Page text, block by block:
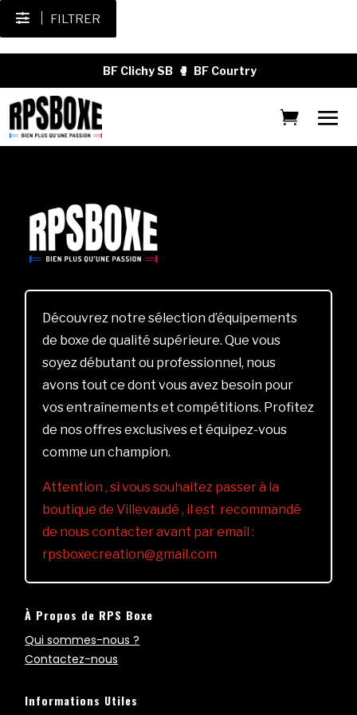
FILTRER
BF Clichy SB 🥊 BF Courtry
Découvrez notre sélection d’équipements
de boxe de qualité supérieure. Que vous
soyez débutant ou professionnel, nous
avons tout ce dont vous avez besoin pour
vos entraînements et compétitions. Profitez
de nos offres exclusives et équipez-vous
comme un champion.
Attention , si vous souhaitez passer à la
boutique de Villevaudé , il est recommandé
de nous contacter avant par email :
rpsboxecreation@gmail.com
À Propos de RPS Boxe
Qui sommes-nous ?
Contactez-nous
Informations Utiles